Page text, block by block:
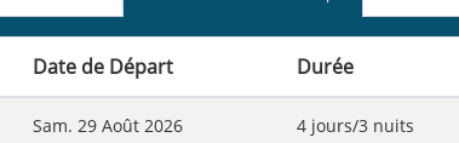
Date de Départ Durée
Sam. 29 Août 2026 4 jours/3 nuits